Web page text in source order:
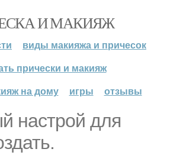
И МАКИЯЖ
виды макияжа и причесок
прически и макияж
на дому
игры отзывы
настрой для